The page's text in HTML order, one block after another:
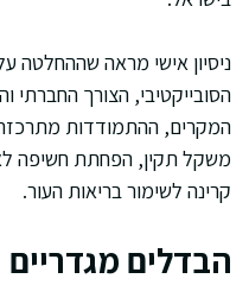
ניסיון אישי מראה שההחלטה
הסובייקטיבי, הצורך החברתי
המקרים, ההתמודדות
משקל תקין, הפחתת חשיפה
קרינה לשימור בריאות העור.
הבדלים